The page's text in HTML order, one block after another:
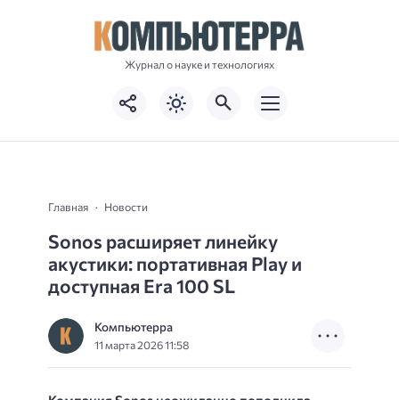
Журнал о науке и технологиях
Главная Новости
Sonos расширяет линейку
акустики: портативная Play и
доступная Era 100 SL
Компьютерра
11 марта 2026 11:58